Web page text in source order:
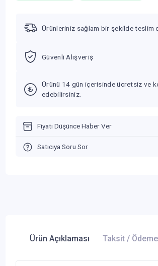
Ürünleriniz sağlam bir şekilde teslim
Güvenli Alışveriş
Ürünü 14 gün içerisinde ücretsiz ve
edebilirsiniz.
Fiyatı Düşünce Haber Ver
Satıcıya Soru Sor
Ürün Açıklaması Taksit /